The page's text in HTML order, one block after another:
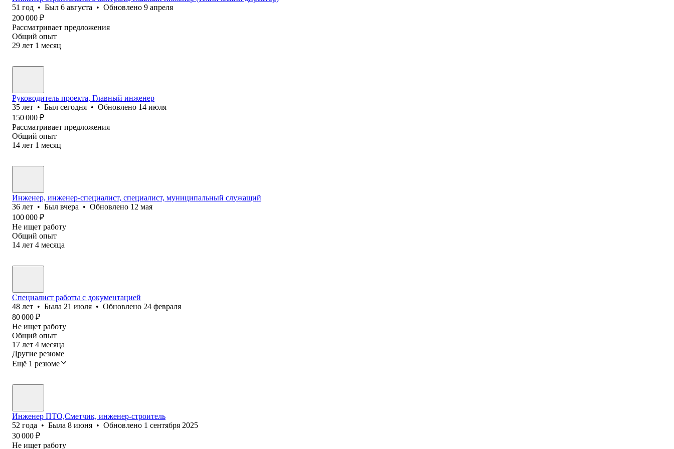
51 год • Был 6 августа • Обновлено 9 апреля
200 000 ₽
Рассматривает предложения
Общий опыт
29 лет 1 месяц
Руководитель проекта, Главный инженер
35 лет • Был сегодня • Обновлено 14 июля
150 000 ₽
Рассматривает предложения
Общий опыт
14 лет 1 месяц
Инженер, инженер-специалист, специалист, муниципальный служащий
36 лет • Был вчера • Обновлено 12 мая
100 000 ₽
Не ищет работу
Общий опыт
14 лет 4 месяца
Специалист работы с документацией
48 лет • Была 21 июля • Обновлено 24 февраля
80 000 ₽
Не ищет работу
Общий опыт
17 лет 4 месяца
Другие резюме
Ещё 1 резюме
Инженер ПТО,Сметчик, инженер-строитель
52 года • Была 8 июня • Обновлено 1 сентября 2025
30 000 ₽
Не ищет работу